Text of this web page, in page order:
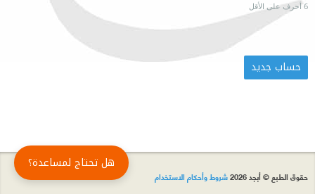
6 أحرف على الأقل
حقوق الطبع © أبجد 2026 شروط وأحكام الاستخدام
هل تحتاج لمساعدة؟